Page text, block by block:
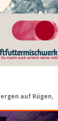
auf Rügen,